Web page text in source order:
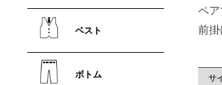
ベスト
ボトム
ペア
前掛
サ